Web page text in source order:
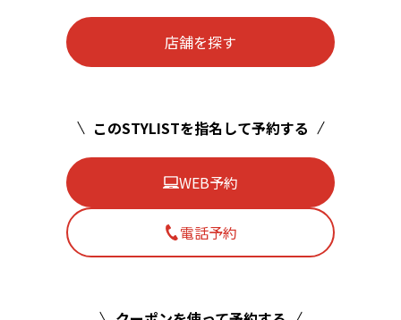
店舗を探す
このSTYLISTを指名して予約する
WEB予約
電話予約